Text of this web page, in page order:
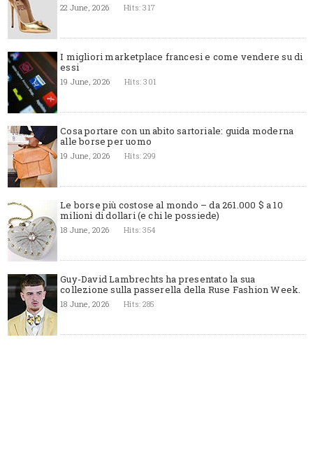
22 June, 2026 Hits: 317
I migliori marketplace francesi e come vendere su di
essi
19 June, 2026 Hits: 301
Cosa portare con un abito sartoriale: guida moderna
alle borse per uomo
19 June, 2026 Hits: 299
Le borse più costose al mondo – da 261.000 $ a 10
milioni di dollari (e chi le possiede)
18 June, 2026 Hits: 354
Guy-David Lambrechts ha presentato la sua
collezione sulla passerella della Ruse Fashion Week.
18 June, 2026 Hits: 285